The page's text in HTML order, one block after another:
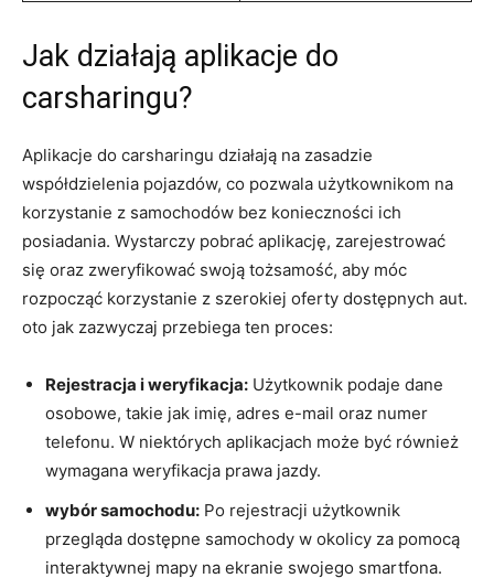
Jak działają aplikacje do
carsharingu?
Aplikacje do carsharingu działają na zasadzie
współdzielenia pojazdów, co pozwala użytkownikom na
korzystanie z samochodów bez konieczności ich
posiadania. Wystarczy pobrać aplikację, zarejestrować
się oraz zweryfikować swoją tożsamość, aby móc
rozpocząć korzystanie z szerokiej oferty dostępnych aut.
oto jak zazwyczaj przebiega ten proces:
Rejestracja i weryfikacja: Użytkownik podaje dane
osobowe, takie jak imię, adres e-mail oraz numer
telefonu. W niektórych aplikacjach może być również
wymagana weryfikacja prawa jazdy.
wybór samochodu: Po rejestracji użytkownik
przegląda dostępne samochody w okolicy za pomocą
interaktywnej mapy na ekranie swojego smartfona.